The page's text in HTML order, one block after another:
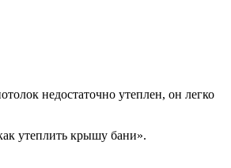
недостаточно утеплен, он легко
утеплить крышу бани».